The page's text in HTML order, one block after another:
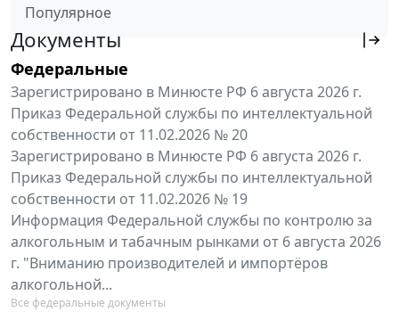
Популярное
Документы
Федеральные
Зарегистрировано в Минюсте РФ 6 августа 2026 г.
Приказ Федеральной службы по интеллектуальной
собственности от 11.02.2026 № 20
Зарегистрировано в Минюсте РФ 6 августа 2026 г.
Приказ Федеральной службы по интеллектуальной
собственности от 11.02.2026 № 19
Информация Федеральной службы по контролю за
алкогольным и табачным рынками от 6 августа 2026
г. "Вниманию производителей и импортёров
алкогольной...
Все федеральные документы